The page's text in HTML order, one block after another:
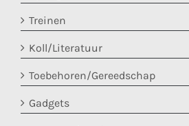
Treinen
Koll/Literatuur
Toebehoren/Gereedschap
Gadgets